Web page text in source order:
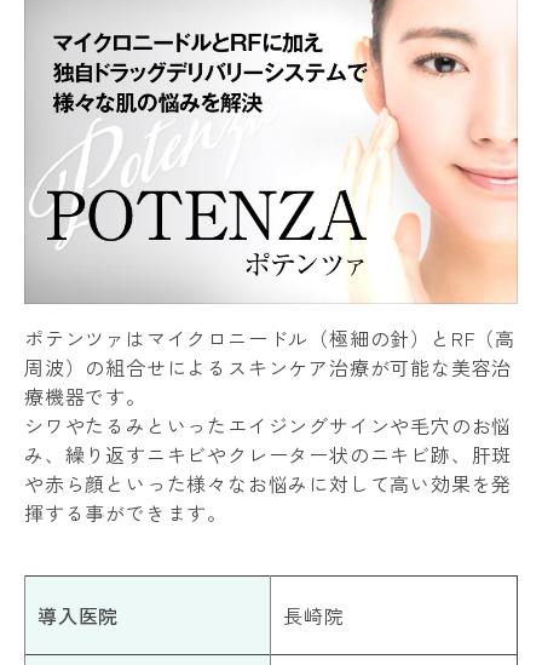
ポテンツァはマイクロニードル（極細の針）とRF（高
周波）の組合せによるスキンケア治療が可能な美容治
療機器です。
シワやたるみといったエイジングサインや毛穴のお悩
み、繰り返すニキビやクレーター状のニキビ跡、肝斑
や赤ら顔といった様々なお悩みに対して高い効果を発
揮する事ができます。
導入医院 長崎院